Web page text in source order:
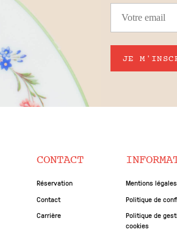
JE
CONTACT
Réservation
Contact
Carrière
Mentions légales
Politique de
Politique de
cookies